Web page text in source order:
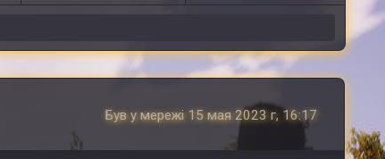
Був у мережі 15 мая 2023 г, 16:17